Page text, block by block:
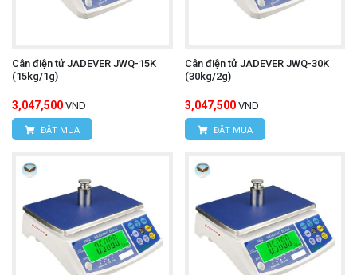
Cân điện tử JADEVER JWQ-15K
(15kg/1g)
3,047,500 VND
ĐẶT MUA
Cân điện tử JADEVER JWQ-30K
(30kg/2g)
3,047,500 VND
ĐẶT MUA